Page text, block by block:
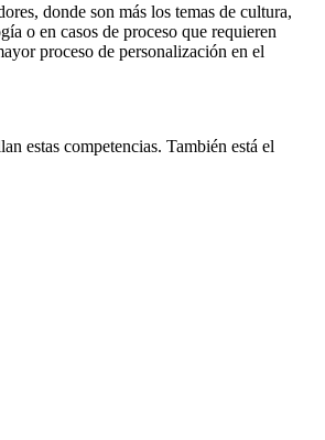
donde son más los temas de cultura,
o en casos de proceso que requieren
proceso de personalización en el
estas competencias. También está el